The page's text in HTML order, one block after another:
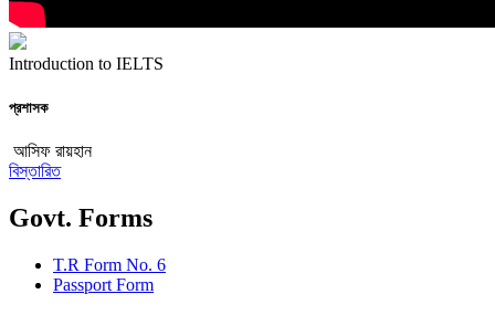
Introduction to IELTS
প্রশাসক
আসিফ রায়হান
বিস্তারিত
Govt. Forms
T.R Form No. 6
Passport Form